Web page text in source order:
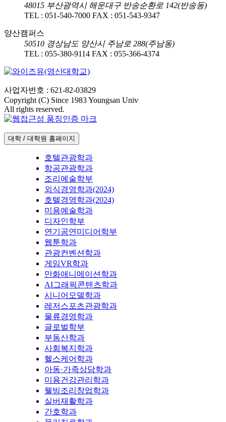
48015 부산광역시 해운대구 반송순환로 142(반송동)
TEL : 051-540-7000 FAX : 051-543-9347
양산캠퍼스
50510 경상남도 양산시 주남로 288(주남동)
TEL : 055-380-9114 FAX : 055-366-4374
사업자번호 : 621-82-03829
Copyright (C) Since 1983 Youngsan Univ
All rights reserved.
대학 / 대학원 홈페이지
호텔관광학과
항공관광학과
조리예술학부
외식경영학과(2024)
호텔경영학과(2024)
미용예술학과
디자인학부
연기공연미디어학부
웹툰학과
관광컨벤션학과
게임VR학과
만화애니메이션학과
AI그래픽콘텐츠학과
시니어모델학과
레저스포츠관광학과
물류경영학과
글로벌학부
부동산학과
사회복지학과
헬스케어학과
아동·가족상담학과
미용건강관리학과
웰빙조리창업학과
실버재활학과
간호학과